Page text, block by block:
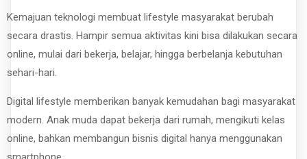
Kemajuan teknologi membuat lifestyle masyarakat berubah
secara drastis. Hampir semua aktivitas kini bisa dilakukan secara
online, mulai dari bekerja, belajar, hingga berbelanja kebutuhan
sehari-hari.
Digital lifestyle memberikan banyak kemudahan bagi masyarakat
modern. Anak muda dapat bekerja dari rumah, mengikuti kelas
online, bahkan membangun bisnis digital hanya menggunakan